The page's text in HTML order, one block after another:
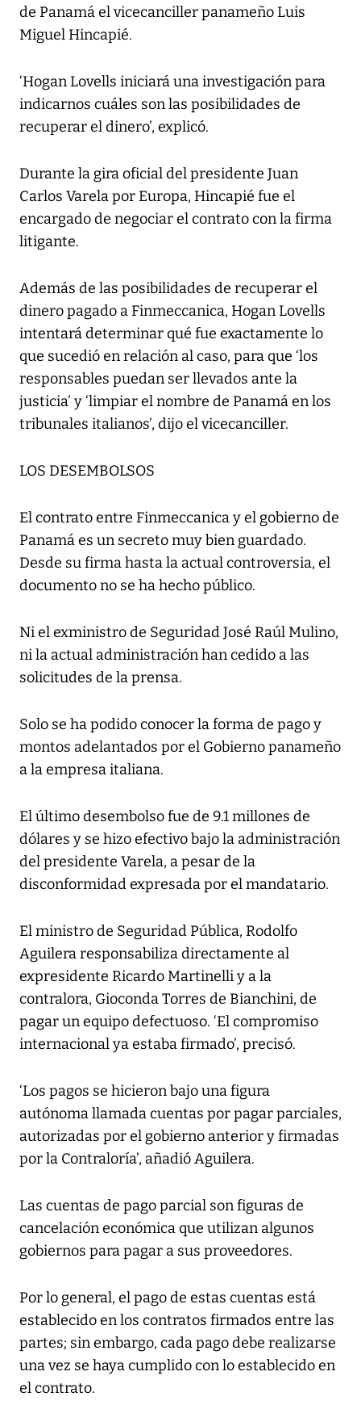
de Panamá el vicecanciller panameño Luis
Miguel Hincapié.
‘Hogan Lovells iniciará una investigación para
indicarnos cuáles son las posibilidades de
recuperar el dinero’, explicó.
Durante la gira oficial del presidente Juan
Carlos Varela por Europa, Hincapié fue el
encargado de negociar el contrato con la firma
litigante.
Además de las posibilidades de recuperar el
dinero pagado a Finmeccanica, Hogan Lovells
intentará determinar qué fue exactamente lo
que sucedió en relación al caso, para que ‘los
responsables puedan ser llevados ante la
justicia’ y ‘limpiar el nombre de Panamá en los
tribunales italianos’, dijo el vicecanciller.
LOS DESEMBOLSOS
El contrato entre Finmeccanica y el gobierno de
Panamá es un secreto muy bien guardado.
Desde su firma hasta la actual controversia, el
documento no se ha hecho público.
Ni el exministro de Seguridad José Raúl Mulino,
ni la actual administración han cedido a las
solicitudes de la prensa.
Solo se ha podido conocer la forma de pago y
montos adelantados por el Gobierno panameño
a la empresa italiana.
El último desembolso fue de 9.1 millones de
dólares y se hizo efectivo bajo la administración
del presidente Varela, a pesar de la
disconformidad expresada por el mandatario.
El ministro de Seguridad Pública, Rodolfo
Aguilera responsabiliza directamente al
expresidente Ricardo Martinelli y a la
contralora, Gioconda Torres de Bianchini, de
pagar un equipo defectuoso. ‘El compromiso
internacional ya estaba firmado’, precisó.
‘Los pagos se hicieron bajo una figura
autónoma llamada cuentas por pagar parciales,
autorizadas por el gobierno anterior y firmadas
por la Contraloría’, añadió Aguilera.
Las cuentas de pago parcial son figuras de
cancelación económica que utilizan algunos
gobiernos para pagar a sus proveedores.
Por lo general, el pago de estas cuentas está
establecido en los contratos firmados entre las
partes; sin embargo, cada pago debe realizarse
una vez se haya cumplido con lo establecido en
el contrato.